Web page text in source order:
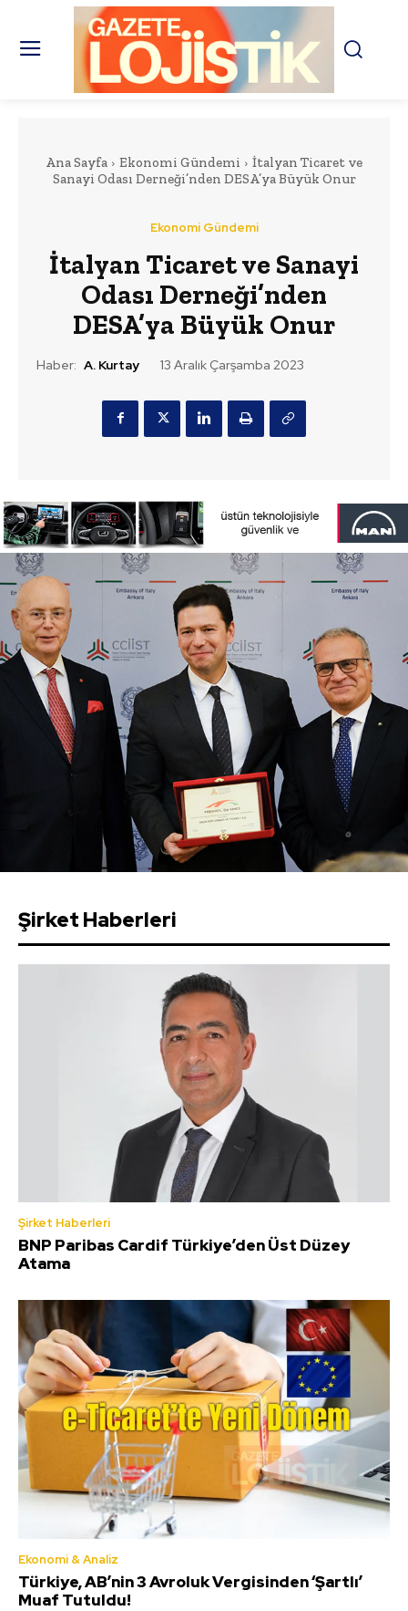
Ana Sayfa Ekonomi Gündemi
İtalyan Ticaret ve
Sanayi Odası Derneği’nden DESA’ya Büyük Onur
Ekonomi Gündemi
İtalyan Ticaret ve Sanayi
Odası Derneği’nden
DESA’ya Büyük Onur
Haber: A. Kurtay 13 Aralık Çarşamba 2023
Şirket Haberleri
Şirket Haberleri
BNP Paribas Cardif Türkiye’den Üst Düzey
Atama
Ekonomi & Analiz
Türkiye, AB’nin 3 Avroluk Vergisinden ‘Şartlı’
Muaf Tutuldu!